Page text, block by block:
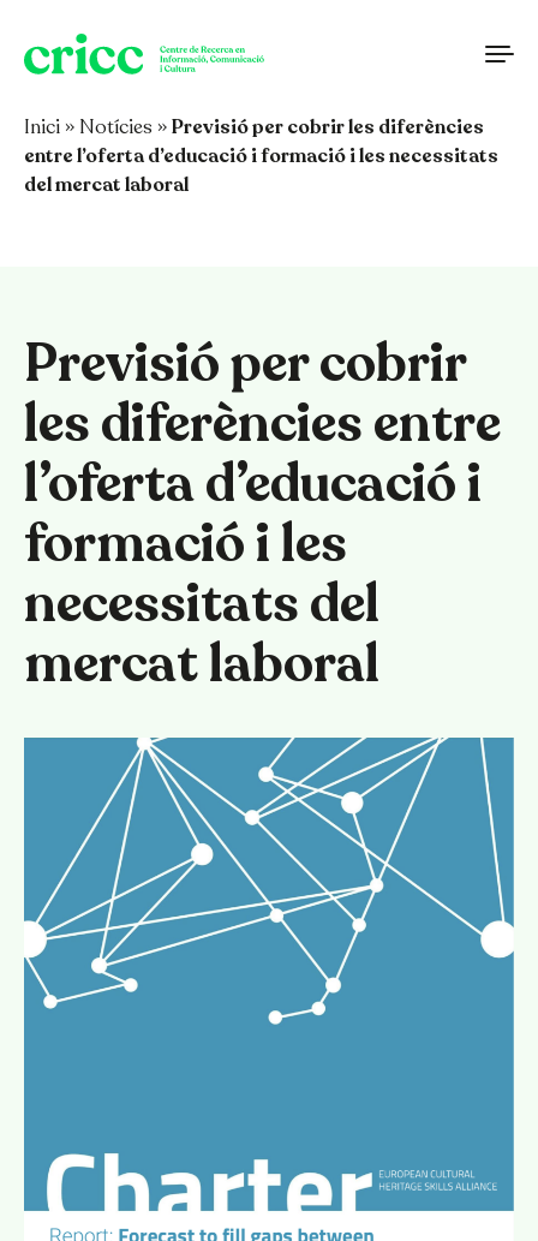
Vés al contingut
Inici » Notícies »Previsió per cobrir les diferències
entre l’oferta d’educació i formació i les necessitats
del mercat laboral
Previsió per cobrir
les diferències entre
l’oferta d’educació i
formació i les
necessitats del
mercat laboral
Español English